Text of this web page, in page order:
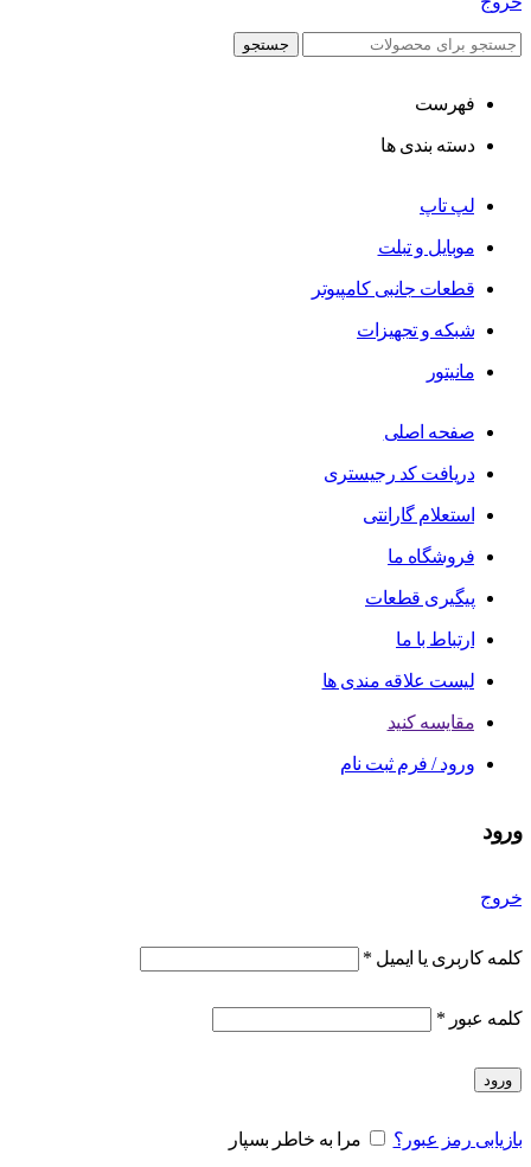
جستجو
فهرست
دسته بندی ها
لپ تاپ
موبایل و تبلت
قطعات جانبی کامپیوتر
شبکه و تجهیزات
مانیتور
صفحه اصلی
دریافت کد رجیستری
استعلام گارانتی
فروشگاه ما
پیگیری قطعات
ارتباط با ما
لیست علاقه مندی ها
مقایسه کنید
ورود / فرم ثبت نام
ورود
خروج
کلمه کاربری یا ایمیل *
کلمه عبور *
ورود
بازیابی رمز عبور؟ مرا به خاطر بسپار